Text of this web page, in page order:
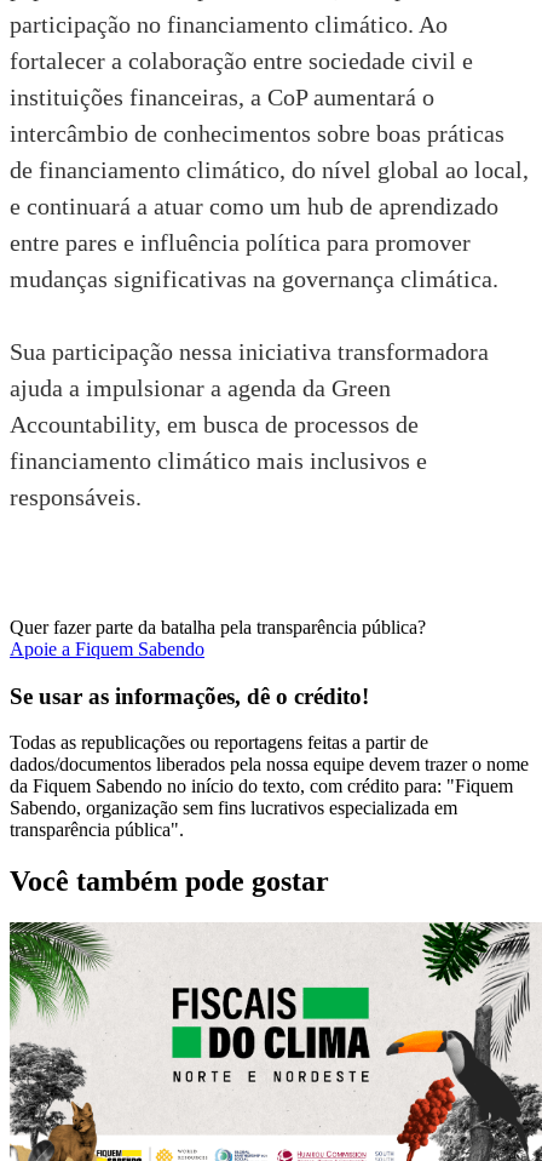
participação no financiamento climático. Ao
fortalecer a colaboração entre sociedade civil e
instituições financeiras, a CoP aumentará o
intercâmbio de conhecimentos sobre boas práticas
de financiamento climático, do nível global ao local,
e continuará a atuar como um hub de aprendizado
entre pares e influência política para promover
mudanças significativas na governança climática.
Sua participação nessa iniciativa transformadora
ajuda a impulsionar a agenda da Green
Accountability, em busca de processos de
financiamento climático mais inclusivos e
responsáveis.
Quer fazer parte da batalha pela transparência pública?
Apoie a Fiquem Sabendo
Se usar as informações, dê o crédito!
Todas as republicações ou reportagens feitas a partir de
dados/documentos liberados pela nossa equipe devem trazer o nome
da Fiquem Sabendo no início do texto, com crédito para: "Fiquem
Sabendo, organização sem fins lucrativos especializada em
transparência pública".
Você também pode gostar